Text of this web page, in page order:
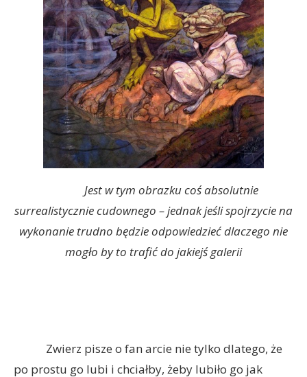
Jest w tym obrazku coś absolutnie
surrealistycznie cudownego – jednak jeśli spojrzycie na
wykonanie trudno będzie odpowiedzieć dlaczego nie
mogło by to trafić do jakiejś galerii
Zwierz pisze o fan arcie nie tylko dlatego, że
po prostu go lubi i chciałby, żeby lubiło go jak